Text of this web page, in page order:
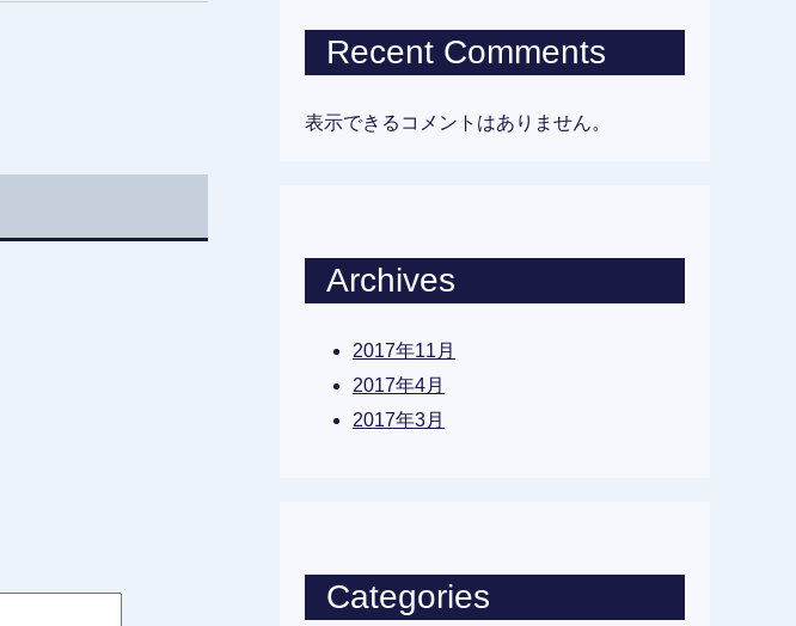
Recent Comments
表示できるコメントはありません。
Archives
2017年11月
2017年4月
2017年3月
Categories